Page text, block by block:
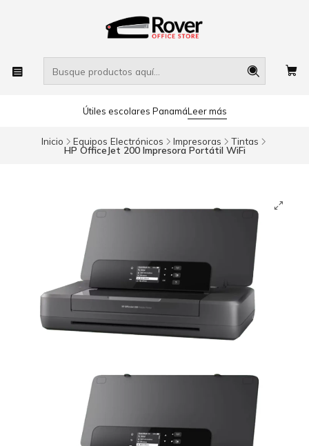
Útiles escolares PanamáLeer más
Inicio Equipos Electrónicos Impresoras Tintas
HP OfficeJet 200 Impresora Portátil WiFi